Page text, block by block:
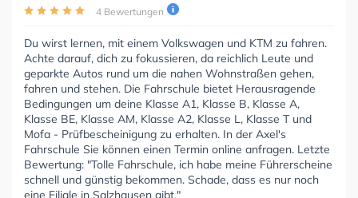
4 Bewertungen
Du wirst lernen, mit einem Volkswagen und KTM zu fahren.
Achte darauf, dich zu fokussieren, da reichlich Leute und
geparkte Autos rund um die nahen Wohnstraßen gehen,
fahren und stehen. Die Fahrschule bietet Herausragende
Bedingungen um deine Klasse A1, Klasse B, Klasse A,
Klasse BE, Klasse AM, Klasse A2, Klasse L, Klasse T und
Mofa - Prüfbescheinigung zu erhalten. In der Axel's
Fahrschule Sie können einen Termin online anfragen. Letzte
Bewertung: "Tolle Fahrschule, ich habe meine Führerscheine
schnell und günstig bekommen. Schade, dass es nur noch
eine Filiale in Salzhausen gibt."